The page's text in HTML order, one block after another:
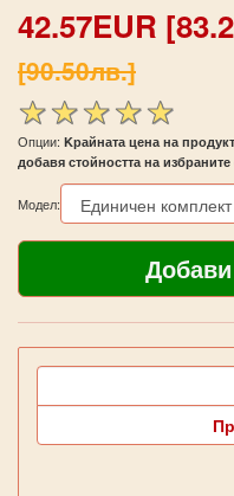
42.57EUR
[90.50лв.]
Опции: Kрайната цена на
добавя стойността на
Модел: